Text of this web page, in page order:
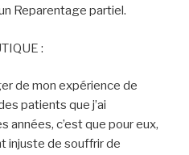
Reparentage partiel.
:
de mon expérience de
patients que j’ai
années, c’est que pour eux,
injuste de souffrir de